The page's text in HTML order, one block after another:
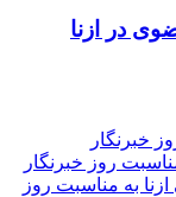
در ازنا
خبرنگار
روز خبرنگار
به مناسبت روز